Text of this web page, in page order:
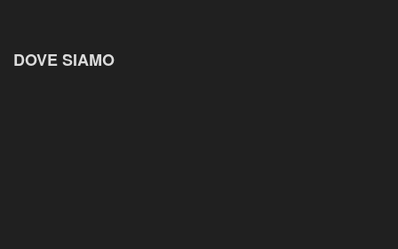
DOVE SIAMO